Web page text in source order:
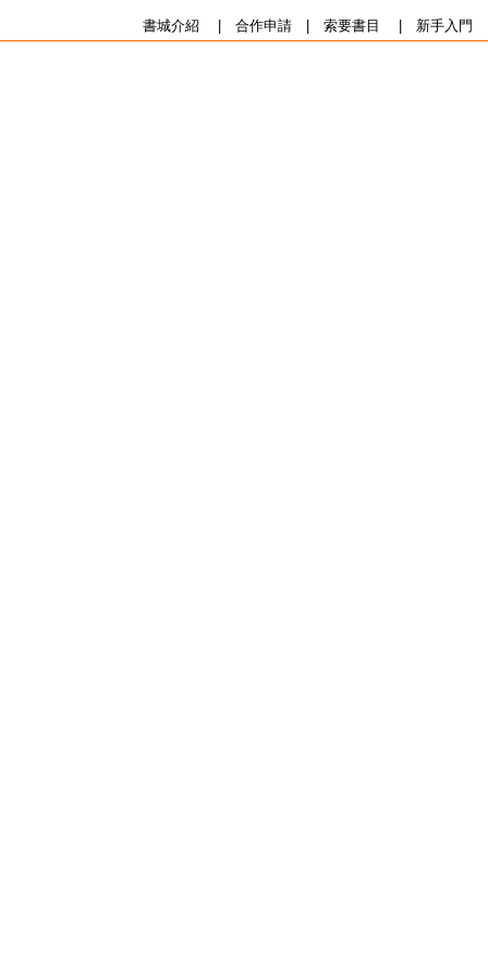
書城介紹 合作申請| 索要書目 新手入門